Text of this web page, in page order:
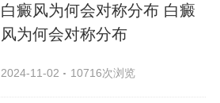
白癜风为何会对称分布 白癜
风为何会对称分布
2024-11-02 10716次浏览